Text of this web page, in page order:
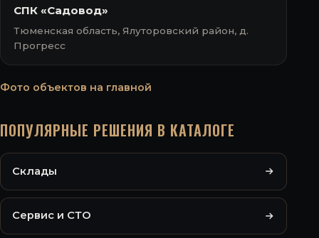
СПК «Садовод»
Тюменская область, Ялуторовский район, д.
Прогресс
Фото объектов на главной
ПОПУЛЯРНЫЕ РЕШЕНИЯ В КАТАЛОГЕ
Склады
Сервис и СТО